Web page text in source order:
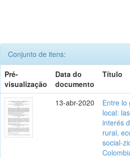
Conjunto de itens:
Pré-
visualização
Data do
documento
Título
13-abr-2020
Entre lo
local:
interés
rural,
social-